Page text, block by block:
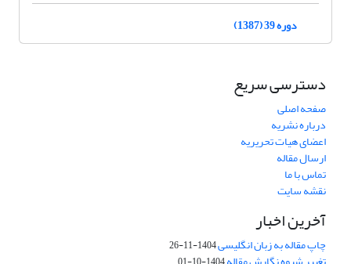
دوره 39 (1387)
دسترسی سریع
صفحه اصلی
درباره نشریه
اعضای هیات تحریریه
ارسال مقاله
تماس با ما
نقشه سایت
آخرین اخبار
چاپ مقاله به زبان انگلیسی1404-11-26